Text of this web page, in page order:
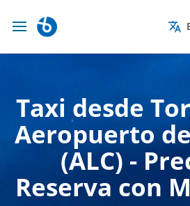
Taxi desde
Aeropuerto
(ALC) -
Reserva con